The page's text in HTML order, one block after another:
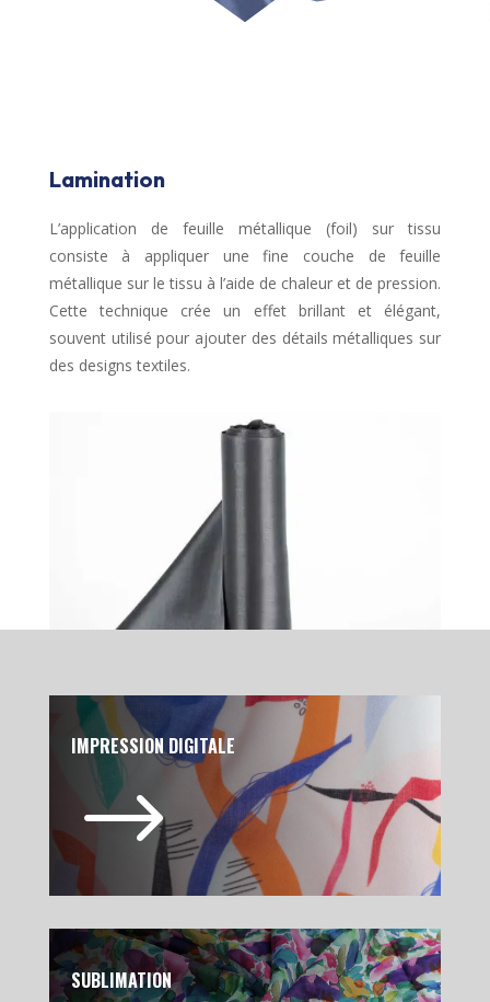
Lamination
L’application de feuille métallique (foil) sur tissu
consiste à appliquer une fine couche de feuille
métallique sur le tissu à l’aide de chaleur et de pression.
Cette technique crée un effet brillant et élégant,
souvent utilisé pour ajouter des détails métalliques sur
des designs textiles.
IMPRESSION DIGITALE
$
SUBLIMATION